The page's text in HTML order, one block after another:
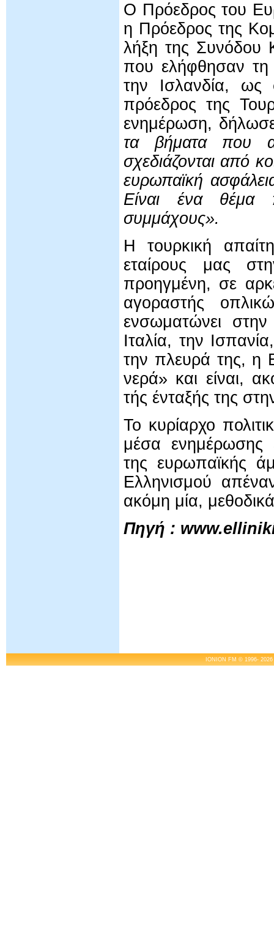
Ο Πρόεδρος του
η Πρόεδρος της
λήξη της Συνόδου
που ελήφθησαν τη
την Ισλανδία,
πρόεδρος της
ενημέρωση,
τα βήματα που
σχεδιάζονται από
ευρωπαϊκή
Είναι ένα θέμα
συμμάχους».
Η τουρκική
εταίρους μας
προηγμένη, σε
αγοραστής
ενσωματώνει
Ιταλία, την
την πλευρά της, η
νερά» και είναι,
τής ένταξής της
Το κυρίαρχο
μέσα ενημέρωσης
της ευρωπαϊκής
Ελληνισμού
ακόμη μία,
Πηγή : www.
IONION FM © 1996-